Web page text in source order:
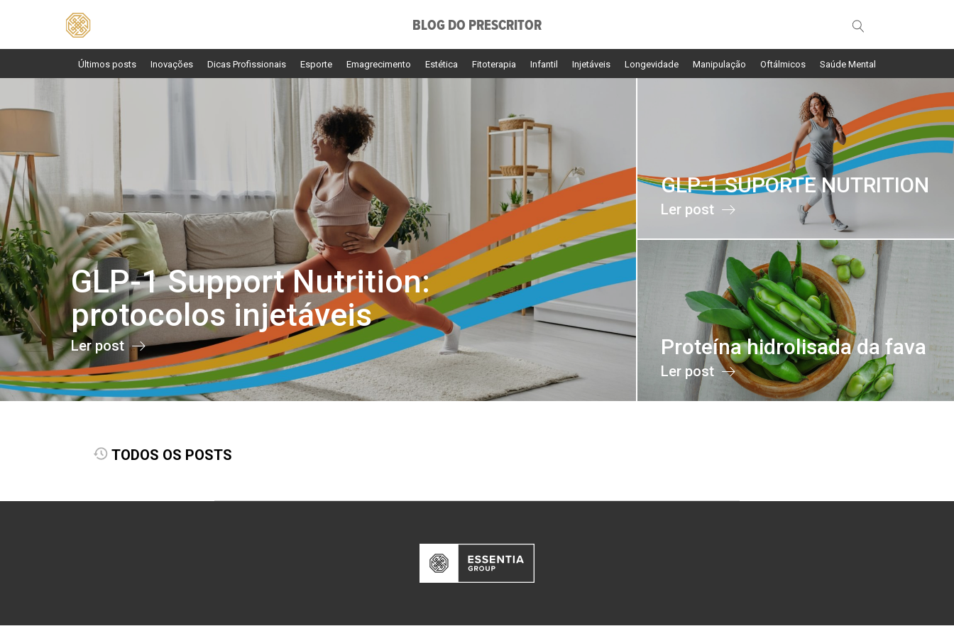
BLOG DO PRESCRITOR
Últimos posts Inovações Dicas Profissionais Esporte Emagrecimento Estética Fitoterapia Infantil Injetáveis Longevidade Manipulação Oftálmicos Saúde Mental
GLP-1 Support Nutrition:
protocolos injetáveis
Ler post
GLP-1 SUPORTE NUTRITION
Ler post
Proteína hidrolisada da fava
Ler post
TODOS OS POSTS